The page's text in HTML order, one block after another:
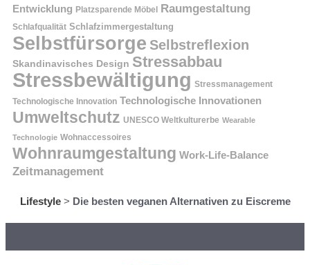
Entwicklung Platzsparende Möbel Raumgestaltung
Schlafqualität Schlafzimmergestaltung
Selbstfürsorge Selbstreflexion
Skandinavisches Design Stressabbau
Stressbewältigung Stressmanagement
Technologische Innovation Technologische Innovationen
Umweltschutz UNESCO Weltkulturerbe Wearable
Technologie Wohnaccessoires
Wohnraumgestaltung Work-Life-Balance
Zeitmanagement
Lifestyle> Die besten veganen Alternativen zu Eiscreme